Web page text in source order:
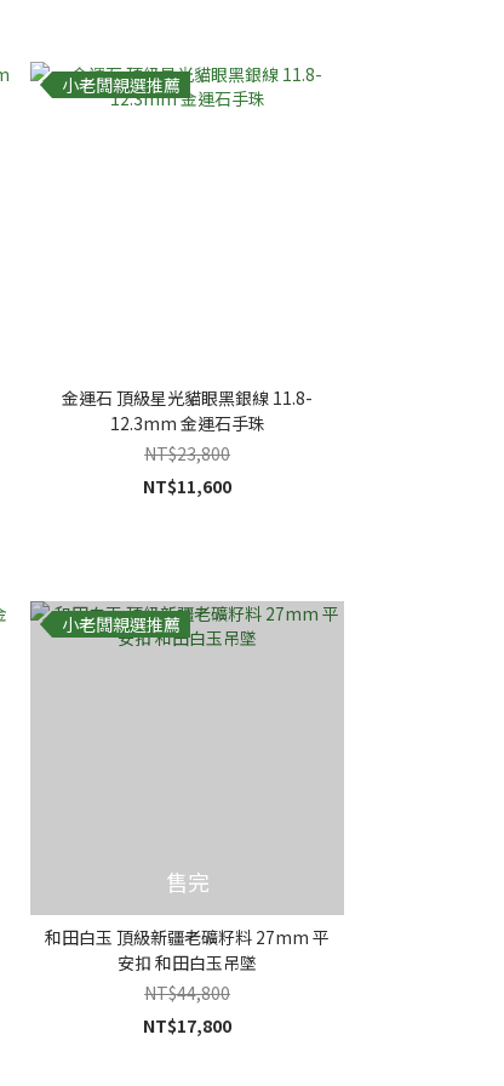
小老闆親選推薦
金運石 頂級星光貓眼黑銀線 11.8-
12.3mm 金運石手珠
NT$23,800
NT$11,600
小老闆親選推薦
售完
和田白玉 頂級新疆老礦籽料 27mm 平
安扣 和田白玉吊墜
NT$44,800
NT$17,800